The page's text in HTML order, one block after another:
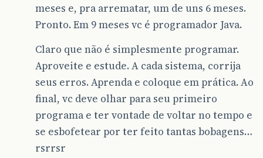
meses e, pra arrematar, um de uns 6 meses.
Pronto. Em 9 meses vc é programador Java.
Claro que não é simplesmente programar.
Aproveite e estude. A cada sistema, corrija
seus erros. Aprenda e coloque em prática. Ao
final, vc deve olhar para seu primeiro
programa e ter vontade de voltar no tempo e
se esbofetear por ter feito tantas bobagens…
rsrrsr